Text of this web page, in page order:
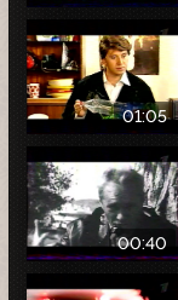
01:05
00:40